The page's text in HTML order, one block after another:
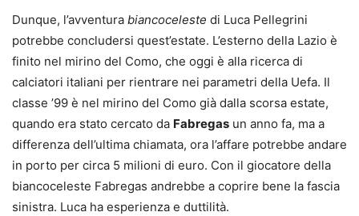
Dunque, l’avventura biancoceleste di Luca Pellegrini
potrebbe concludersi quest’estate. L’esterno della Lazio è
finito nel mirino del Como, che oggi è alla ricerca di
calciatori italiani per rientrare nei parametri della Uefa. Il
classe ’99 è nel mirino del Como già dalla scorsa estate,
quando era stato cercato da Fabregas un anno fa, ma a
differenza dell’ultima chiamata, ora l’affare potrebbe andare
in porto per circa 5 milioni di euro. Con il giocatore della
biancoceleste Fabregas andrebbe a coprire bene la fascia
sinistra. Luca ha esperienza e duttilità.